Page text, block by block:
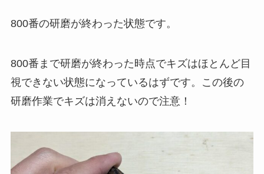
800番の研磨が終わった状態です。
800番まで研磨が終わった時点でキズはほとんど目
視できない状態になっているはずです。この後の
研磨作業でキズは消えないので注意！